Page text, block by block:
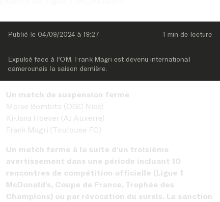
Publié le 04/09/2024 à 19:27 1 min de lecture
Expulsé face à l'OM, Frank Magri est devenu international
camerounais la saison dernière.
Un match de suspension ferme
Moïse Bombito (OGC Nice)
Ki-Jana Hoever (AJ Auxerre)
Frank Magri (Toulouse FC)
Un match ferme à la suite d’un troisième
avertissement dans une période incluant 10
rencontres de compétition officielle (Ligue 1
McDonald’s, Coupe de France, Trophée des
Champions) ou par révocation du sursis. La sanction